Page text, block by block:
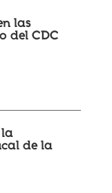
las
del CDC
la
de la